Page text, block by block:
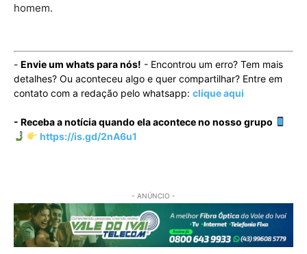
homem.
- Envie um whats para nós! - Encontrou um erro? Tem mais
detalhes? Ou aconteceu algo e quer compartilhar? Entre em
contato com a redação pelo whatsapp: clique aqui
- Receba a notícia quando ela acontece no nosso grupo
https://is.gd/2nA6u1
- ANÚNCIO -